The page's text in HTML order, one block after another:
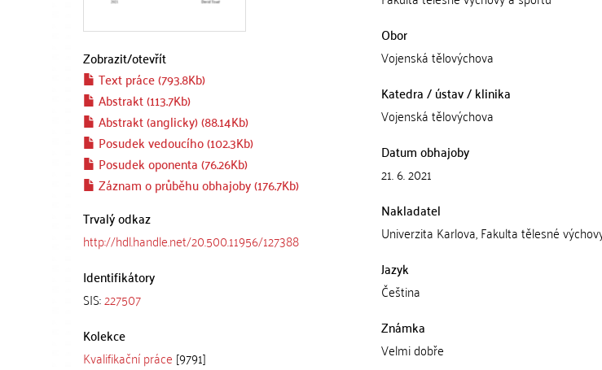
Zobrazit/otevřít
Text práce (793.8Kb)
Abstrakt (113.7Kb)
Abstrakt (anglicky) (88.14Kb)
Posudek vedoucího (102.3Kb)
Posudek oponenta (76.26Kb)
Záznam o průběhu obhajoby (176.7Kb)
Trvalý odkaz
http://hdl.handle.net/20.500.11956/127388
Identifikátory
SIS:227507
Kolekce
Kvalifikační práce [9791]
Obor
Vojenská tělovýchova
Katedra / ústav / klinika
Vojenská tělovýchova
Datum obhajoby
21. 6. 2021
Nakladatel
Univerzita Karlova, Fakulta tělesné
Jazyk
Čeština
Známka
Velmi dobře